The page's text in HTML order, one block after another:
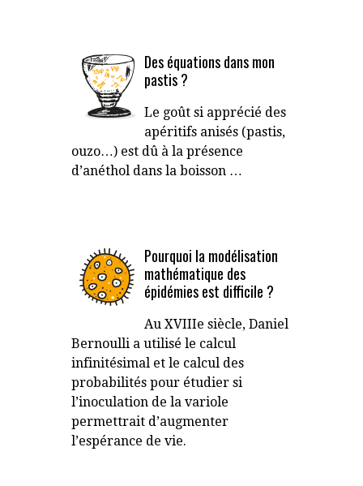
Des équations dans mon
pastis ?
Le goût si apprécié des
apéritifs anisés (pastis,
ouzo…) est dû à la présence
d’anéthol dans la boisson …
Pourquoi la modélisation
mathématique des
épidémies est difficile ?
Au XVIIIe siècle, Daniel
Bernoulli a utilisé le calcul
infinitésimal et le calcul des
probabilités pour étudier si
l’inoculation de la variole
permettrait d’augmenter
l’espérance de vie.